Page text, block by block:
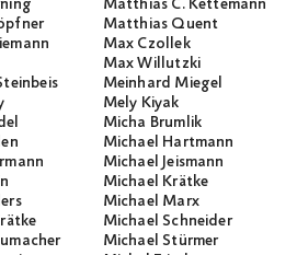
Matthias C. Kettemann
Matthias Quent
Max Czollek
Max Willutzki
Meinhard Miegel
Mely Kiyak
Micha Brumlik
Michael Hartmann
Michael Jeismann
Michael Krätke
Michael Marx
Michael Schneider
Michael Stürmer